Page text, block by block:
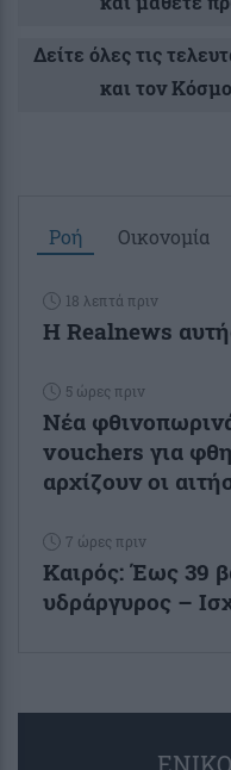
Δείτε όλες τις
και τον
Ροή Οικονομία
18 λεπτά πριν
Η Realnews
5 ώρες πριν
Νέα
vouchers για
αρχίζουν οι
7 ώρες πριν
Καιρός: Έως 39
υδράργυρος –